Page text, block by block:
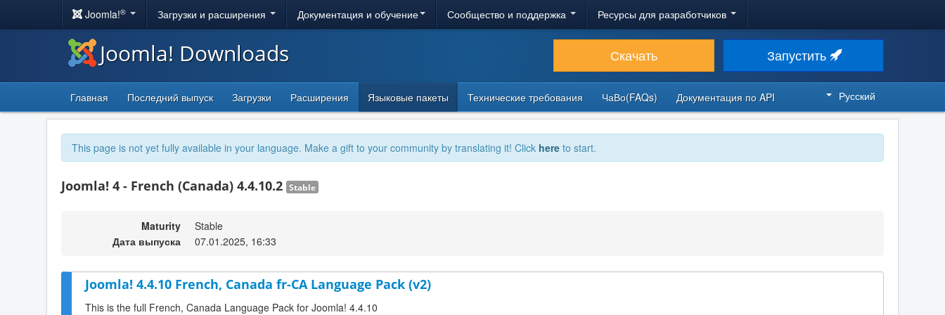
Joomla!® Загрузки и расширения Документация и обучение Сообщество и поддержка Ресурсы для разработчиков
Joomla! Downloads Скачать Запустить
Главная Последний выпуск Загрузки Расширения Языковые пакеты Технические требования ЧаВо(FAQs) Документация по API Русский
This page is not yet fully available in your language. Make a gift to your community by translating it! Click here to start.
Joomla! 4 - French (Canada) 4.4.10.2 Stable
Maturity
Stable
Дата выпуска
07.01.2025, 16:33
Joomla! 4.4.10 French, Canada fr-CA Language Pack (v2)
This is the full French, Canada Language Pack for Joomla! 4.4.10